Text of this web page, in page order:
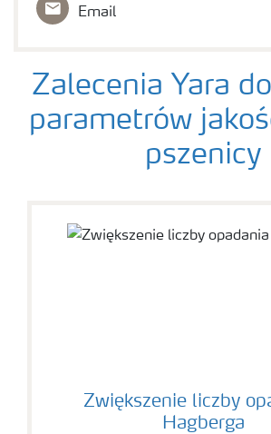
Email
Zalecenia Yara
parametrów
pszenicy
Zwiększenie liczby
Hagberga